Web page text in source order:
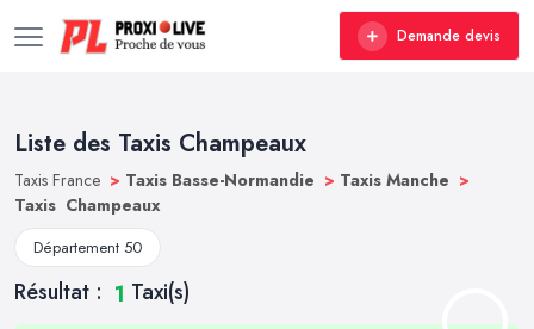
Demande devis
Liste des Taxis Champeaux
Taxis France > Taxis Basse-Normandie > Taxis Manche >
Taxis Champeaux
Département 50
Résultat : 1 Taxi(s)